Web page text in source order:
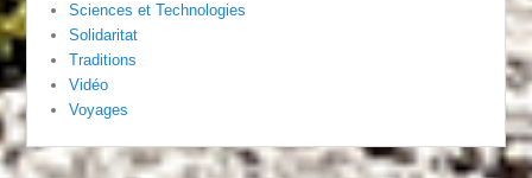
Sciences et Technologies
Solidaritat
Traditions
Vidéo
Voyages